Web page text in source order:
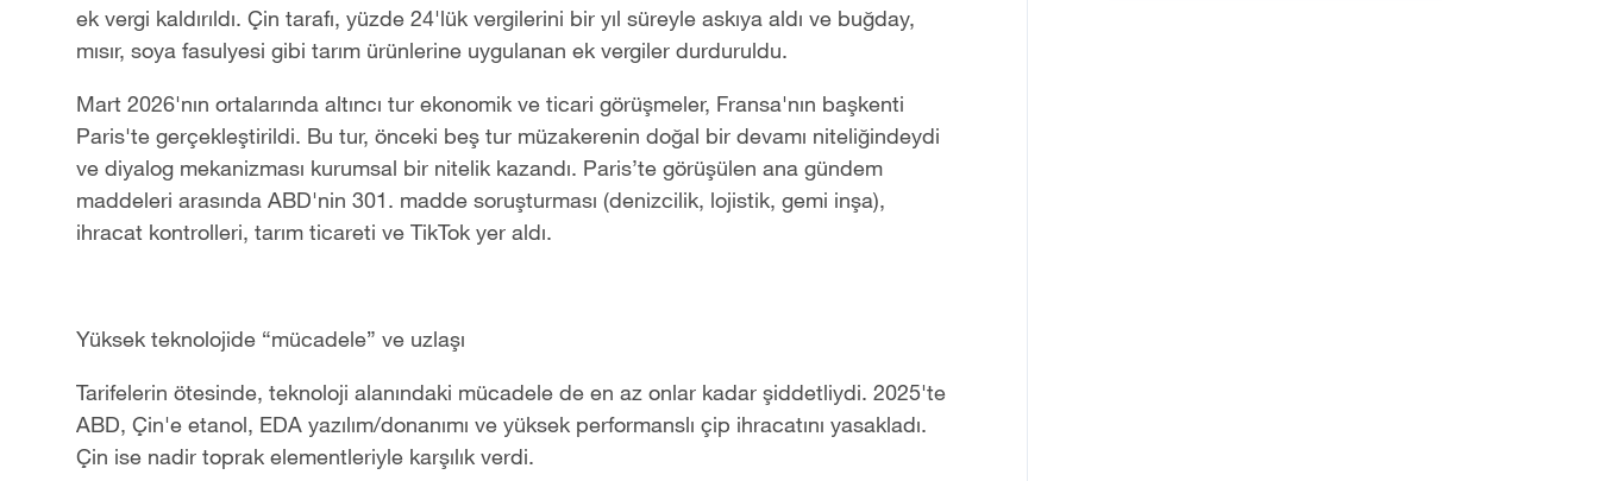
ek vergi kaldırıldı. Çin tarafı, yüzde 24'lük vergilerini bir yıl süreyle askıya aldı ve buğday,
mısır, soya fasulyesi gibi tarım ürünlerine uygulanan ek vergiler durduruldu.
Mart 2026'nın ortalarında altıncı tur ekonomik ve ticari görüşmeler, Fransa'nın başkenti
Paris'te gerçekleştirildi. Bu tur, önceki beş tur müzakerenin doğal bir devamı niteliğindeydi
ve diyalog mekanizması kurumsal bir nitelik kazandı. Paris’te görüşülen ana gündem
maddeleri arasında ABD'nin 301. madde soruşturması (denizcilik, lojistik, gemi inşa),
ihracat kontrolleri, tarım ticareti ve TikTok yer aldı.
Yüksek teknolojide “mücadele” ve uzlaşı
Tarifelerin ötesinde, teknoloji alanındaki mücadele de en az onlar kadar şiddetliydi. 2025'te
ABD, Çin'e etanol, EDA yazılım/donanımı ve yüksek performanslı çip ihracatını yasakladı.
Çin ise nadir toprak elementleriyle karşılık verdi.